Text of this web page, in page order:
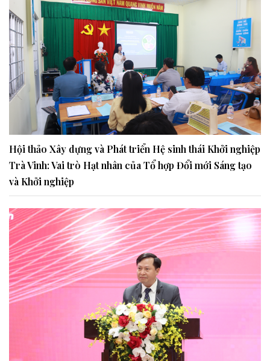
Hội thảo Xây dựng và Phát triển Hệ sinh thái Khởi nghiệp
Trà Vinh: Vai trò Hạt nhân của Tổ hợp Đổi mới Sáng tạo
và Khởi nghiệp